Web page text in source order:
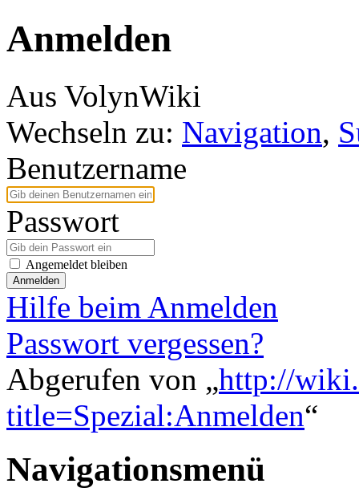
Anmelden
Aus VolynWiki
Wechseln zu: Navigation,
Benutzername
Passwort
Angemeldet bleiben
Anmelden
Hilfe beim Anmelden
Passwort vergessen?
Abgerufen von „http://
title=Spezial:Anmelden“
Navigationsmenü